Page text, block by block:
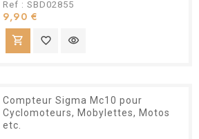
Ref : SBD02855
9,90 €
shopping_cart favorite_border visibility
Compteur Sigma Mc10 pour
Cyclomoteurs, Mobylettes, Motos
etc.